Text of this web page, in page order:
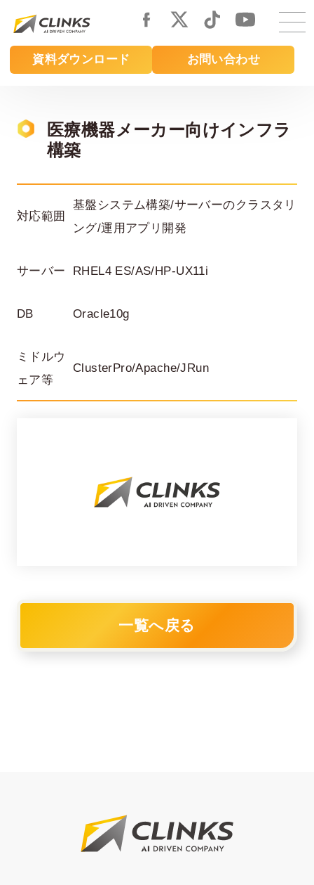
main
content
資料ダウンロード お問い合わせ
%
2026年7月時点
1,290
2026年6月時点
医療機器メーカー向けインフラ
構築
対応範囲
基盤システム構築/サーバーのクラスタリ
ング/運用アプリ開発
サーバー RHEL4 ES/AS/HP-UX11i
DB Oracle10g
ミドルウ
ェア等
ClusterPro/Apache/JRun
一覧へ戻る